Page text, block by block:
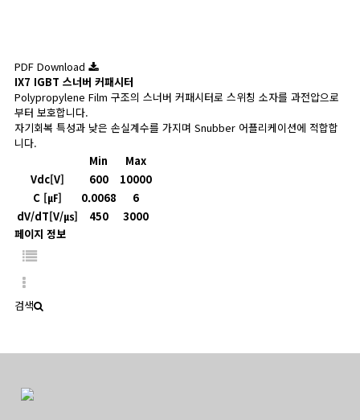
PDF Download
IX7 IGBT 스너버 커패시터
Polypropylene Film 구조의 스너버 커패시터로 스위칭 소자를 과전압으로
부터 보호합니다.
자기회복 특성과 낮은 손실계수를 가지며 Snubber 어플리케이션에 적합합
니다.
Min
Max
Vdc[V]
600
10000
C [㎌]
0.0068
6
dV/dT[V/㎲]
450
3000
페이지 정보
검색